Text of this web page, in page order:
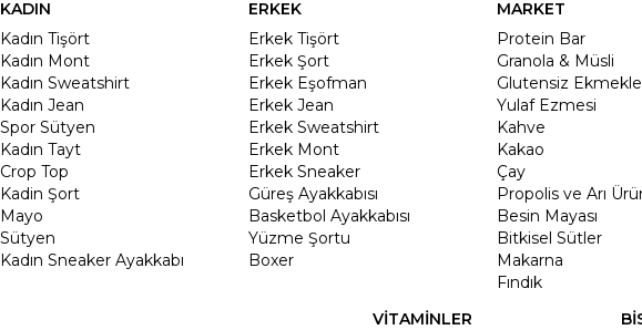
KADIN
Kadın Tişört
Kadın Mont
Kadın Sweatshirt
Kadın Jean
Spor Sütyen
Kadın Tayt
Crop Top
Kadin Şort
Mayo
Sütyen
Kadın Sneaker Ayakkabı
ERKEK
Erkek Tişört
Erkek Şort
Erkek Eşofman
Erkek Jean
Erkek Sweatshirt
Erkek Mont
Erkek Sneaker
Güreş Ayakkabısı
Basketbol Ayakkabısı
Yüzme Şortu
Boxer
MARKET
Protein Bar
Granola & Müsli
Glutensiz
Yulaf Ezmesi
Kahve
Kakao
Çay
Propolis ve Arı
Besin Mayası
Bitkisel Sütler
Makarna
Fındık
VİTAMİNLER